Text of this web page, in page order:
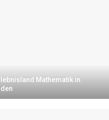
Mathematik in